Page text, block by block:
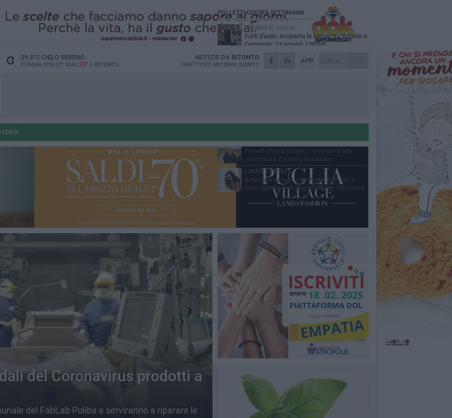
29.5°CCIELO SERENO
DOMANI MIN 23° MAX 33° A BITONTO
APP
NOTIZIE DA BITONTO
DIRETTORE ANTONIO QUINTO
del Coronavirus prodotti a
del FabLab Poliba e serviranno a riparare le
PIÙ LETTI QUESTA SETTIMANA
VENERDÌ 31 LUGLIO
Furti d'auto, scoperta la banda tra Bitonto e
Cerignola: 13 arresti, I NOMI
MARTEDÌ 4 AGOSTO
Armati di bastoni fuggono con l'incasso,
"Case a un euro", Comune chiama a
DOMENICA 2 AGOSTO
LUNEDÌ 3 AGOSTO
Antonella Aresta: «La Puglia è un set a
cielo aperto. La fotografia? Per me è pura